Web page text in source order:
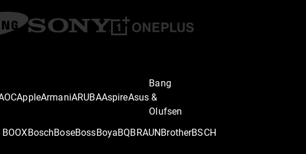
AppleArmaniARUBAAspireAsus
Bang
&
Olufsen
BOOXBoschBoseBossBoyaBQBRAUNBrotherBSCH